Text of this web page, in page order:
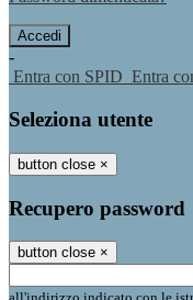
-
Entra con SPID Entra
Seleziona utente
button close ×
Recupero password
button close ×